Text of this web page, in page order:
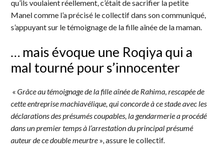
qu’ils voulaient réellement, c’était de sacrifier la petite
Manel comme l’a précisé le collectif dans son communiqué,
s’appuyant sur le témoignage de la fille aînée de la maman.
… mais évoque une Roqiya qui a
mal tourné pour s’innocenter
«Grâce au témoignage de la fille aînée de Rahima, rescapée de
cette entreprise machiavélique, qui concorde à ce stade avec les
déclarations des présumés coupables, la gendarmerie a procédé
dans un premier temps à l’arrestation du principal présumé
auteur de ce double meurtre », assure le collectif.